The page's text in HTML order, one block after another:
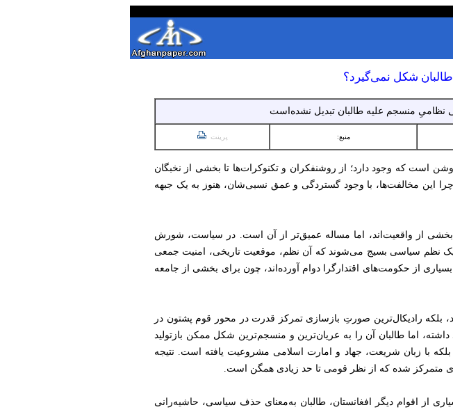
طالبان شکل نمی‌گیرد؟
نظامیِ منسجم علیه طالبان تبدیل نشده‌است
منبع: پرینت
است که وجود دارد؛ از روشنفکران و تکنوکرات‌ها تا بخشی از نخبگان
مخالفت‌ها، با وجود گستردگی و عمق نسبی‌شان، هنوز به یک جبهه
از واقعیت‌اند، اما مساله عمیق‌تر از آن است. در سیاست، شورش
نظم سیاسی بسیج می‌شوند که آن نظم، موقعیت تاریخی، امنیت جمعی
از حکومت‌های اقتدارگرا دوام آورده‌اند، چون برای بخشی از جامعه
بلکه رادیکال‌ترین صورتِ بازسازی تمرکز قدرت در محور قوم پشتون در
اما طالبان آن را به عریان‌ترین و منسجم‌ترین شکل ممکن بازتولید
با زبان شریعت، جهاد و امارت اسلامی مشروعیت یافته است. نتیجه
متمرکز شده که از نظر قومی تا حد زیادی همگن است.
از اقوام دیگر افغانستان، طالبان به‌معنای حذف سیاسی، حاشیه‌رانی